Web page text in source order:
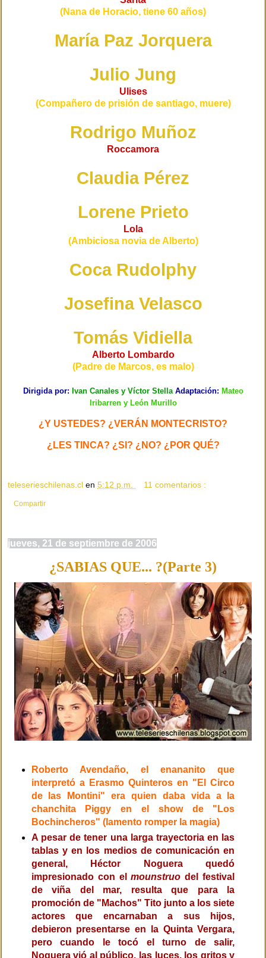
(Nana de Horacio, tiene 60 años)
María Paz Jorquera
Julio Jung
Ulises
(Compañero de prisión de santiago, muere)
Rodrigo Muñoz
Roccamora
Claudia Pérez
Lorene Prieto
Lola
(Ambiciosa novia de Alberto)
Coca Rudolphy
Josefina Velasco
Tomás Vidiella
Alberto Lombardo
(Padre de Marcos, es malo)
Dirigida por: Ivan Canalesy Víctor Stella Adaptación: Mateo
Iribarreny León Murillo
¿Y USTEDES? ¿VERÁN MONTECRISTO?
¿LES TINCA? ¿SI? ¿NO? ¿POR QUÉ?
teleserieschilenas.cl en 5:12 p.m. 11 comentarios :
Compartir
jueves, 21 de septiembre de 2006
¿SABIAS QUE... ?(Parte 3)
Roberto Avendaño, el enananito que
interpretó a Erasmo Quinteros en "El Circo
de las Montini" era quien daba vida a la
chanchita Piggy en el show de "Los
Bochincheros" (lamento romper la magia)
A pesar de tener una larga trayectoria en las
tablas y en los medios de comunicación en
general, Héctor Noguera quedó
impresionado con elmounstruo del festival
de viña del mar, resulta que para la
promoción de "Machos" Tito junto a los siete
actores que encarnaban a sus hijos,
debieron presentarse en la Quinta Vergara,
pero cuando le tocó el turno de salir,
Noguera vió al público, las luces, los gritos y